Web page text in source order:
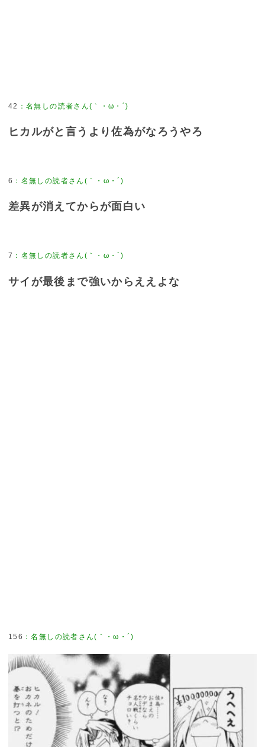
42 ：名無しの読者さん(｀・ω・´)
ヒカルがと言うより佐為がなろうやろ
6 ： 名無しの読者さん(｀・ω・´)
差異が消えてからが面白い
7 ： 名無しの読者さん(｀・ω・´)
サイが最後まで強いからええよな
156 ：名無しの読者さん(｀・ω・´)